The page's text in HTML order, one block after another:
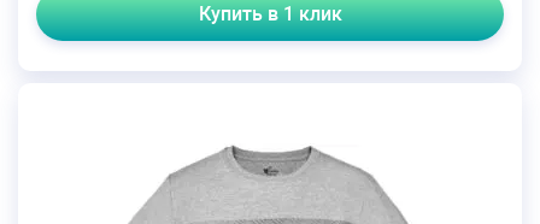
Купить в 1 клик